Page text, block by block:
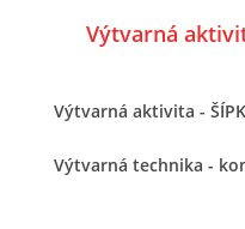
MOJE TVORBA POHÁDEK
Výtvarná
Výtvarná aktivita -
Výtvarná technika -